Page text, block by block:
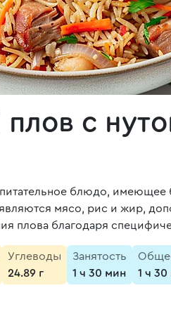
с
блюдо, имеющее
мясо, рис и жир,
плова благодаря
Углеводы
24.89 г
Занятость
1 ч 30 мин
1 ч